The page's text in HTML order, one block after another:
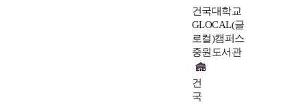
건국대학교
GLOCAL(글
로컬)캠퍼스
중원도서관
건
국